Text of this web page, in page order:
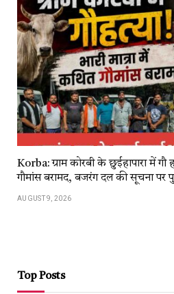
Korba: ग्राम कोरबी के छुईहापारा में गौ
गौमांस बरामद, बजरंग दल की सूचना पर
AUGUST 9, 2026
Top Posts